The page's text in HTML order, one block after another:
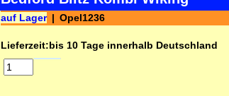
auf Lager Opel1236
Lieferzeit:bis 10 Tage innerhalb Deutschland